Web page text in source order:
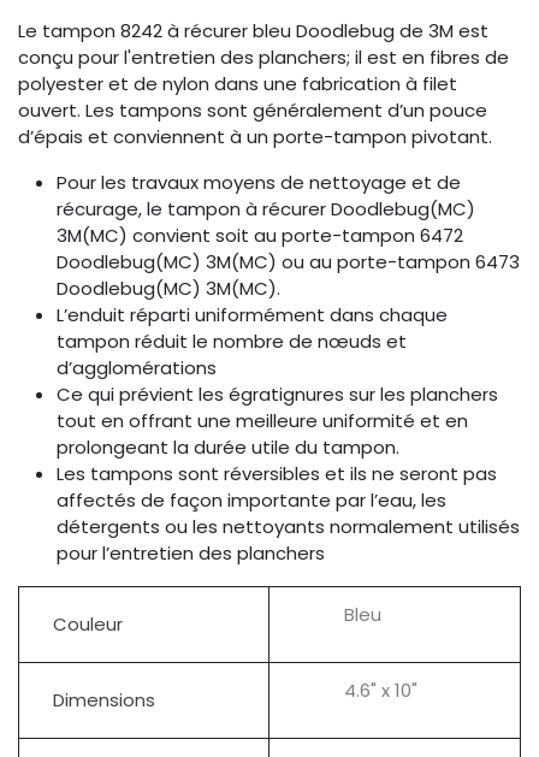
Le tampon 8242 à récurer bleu Doodlebug de 3M est
conçu pour l'entretien des planchers; il est en fibres de
polyester et de nylon dans une fabrication à filet
ouvert. Les tampons sont généralement d’un pouce
d’épais et conviennent à un porte-tampon pivotant.
Pour les travaux moyens de nettoyage et de
récurage, le tampon à récurer Doodlebug(MC)
3M(MC) convient soit au porte-tampon 6472
Doodlebug(MC) 3M(MC) ou au porte-tampon 6473
Doodlebug(MC) 3M(MC).
L’enduit réparti uniformément dans chaque
tampon réduit le nombre de nœuds et
d’agglomérations
Ce qui prévient les égratignures sur les planchers
tout en offrant une meilleure uniformité et en
prolongeant la durée utile du tampon.
Les tampons sont réversibles et ils ne seront pas
affectés de façon importante par l’eau, les
détergents ou les nettoyants normalement utilisés
pour l’entretien des planchers
Couleur Bleu
Dimensions 4.6" x 10"